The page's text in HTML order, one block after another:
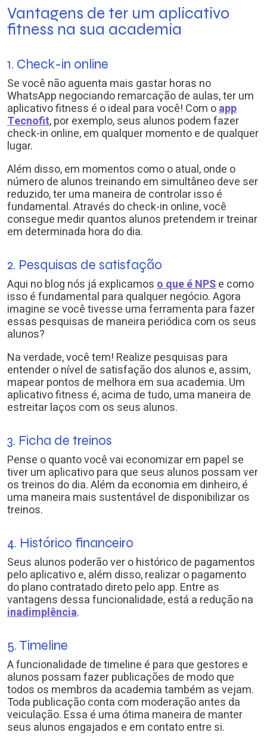
Vantagens de ter um aplicativo
fitness na sua academia
1. Check-in online
Se você não aguenta mais gastar horas no
WhatsApp negociando remarcação de aulas, ter um
aplicativo fitness é o ideal para você! Com oapp
Tecnofit, por exemplo, seus alunos podem fazer
check-in online, em qualquer momento e de qualquer
lugar.
Além disso, em momentos como o atual, onde o
número de alunos treinando em simultâneo deve ser
reduzido, ter uma maneira de controlar isso é
fundamental. Através do check-in online, você
consegue medir quantos alunos pretendem ir treinar
em determinada hora do dia.
2. Pesquisas de satisfação
Aqui no blog nós já explicamoso que é NPSe como
isso é fundamental para qualquer negócio. Agora
imagine se você tivesse uma ferramenta para fazer
essas pesquisas de maneira periódica com os seus
alunos?
Na verdade, você tem! Realize pesquisas para
entender o nível de satisfação dos alunos e, assim,
mapear pontos de melhora em sua academia. Um
aplicativo fitness é, acima de tudo, uma maneira de
estreitar laços com os seus alunos.
3. Ficha de treinos
Pense o quanto você vai economizar em papel se
tiver um aplicativo para que seus alunos possam ver
os treinos do dia. Além da economia em dinheiro, é
uma maneira mais sustentável de disponibilizar os
treinos.
4. Histórico financeiro
Seus alunos poderão ver o histórico de pagamentos
pelo aplicativo e, além disso, realizar o pagamento
do plano contratado direto pelo app. Entre as
vantagens dessa funcionalidade, está a redução na
inadimplência.
5. Timeline
A funcionalidade de timeline é para que gestores e
alunos possam fazer publicações de modo que
todos os membros da academia também as vejam.
Toda publicação conta com moderação antes da
veiculação. Essa é uma ótima maneira de manter
seus alunos engajados e em contato entre si.